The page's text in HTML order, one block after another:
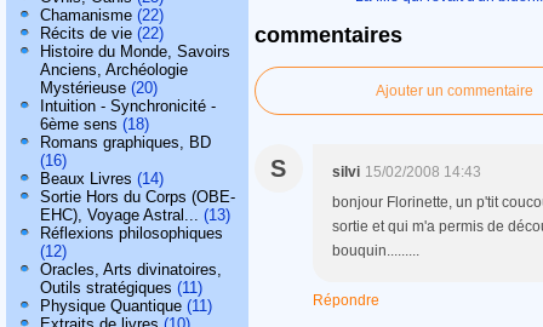
Chamanisme (22)
Récits de vie (22)
Histoire du Monde, Savoirs
Anciens, Archéologie
Mystérieuse (20)
Intuition - Synchronicité -
6ème sens (18)
Romans graphiques, BD
(16)
Beaux Livres (14)
Sortie Hors du Corps (OBE-
EHC), Voyage Astral... (13)
Réflexions philosophiques
(12)
Oracles, Arts divinatoires,
Outils stratégiques (11)
Physique Quantique (11)
commentaires
Ajouter un commentaire
S silvi 15/02/2008 14:43
bonjour Florinette, un p'tit
sortie et qui m'a permis de
bouquin.........
Répondre